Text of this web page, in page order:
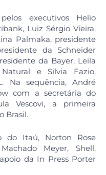
executivos Helio
Luiz Sérgio Vieira,
Palmaka, presidente
da Schneider
da Bayer, Leila
e Silvia Fazio,
Na sequência, André
com a secretária do
Vescovi, a primeira
Brasil.
do Itaú, Norton Rose
Meyer, Shell,
da In Press Porter